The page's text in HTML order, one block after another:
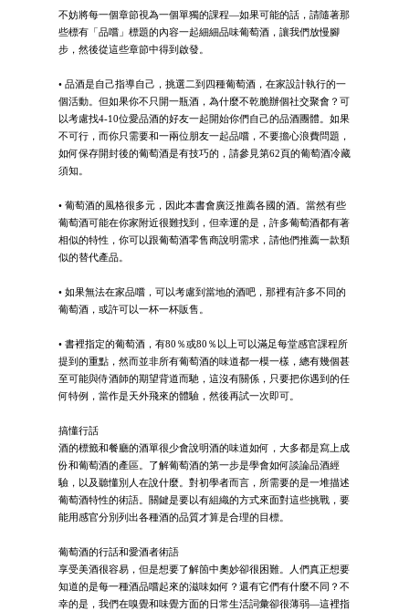
不妨將每一個章節視為一個單獨的課程—如果可能的話，請隨著那
些標有「品嚐」標題的內容一起細細品味葡萄酒，讓我們放慢腳
步，然後從這些章節中得到啟發。
• 品酒是自己指導自己，挑選二到四種葡萄酒，在家設計執行的一
個活動。但如果你不只開一瓶酒，為什麼不乾脆辦個社交聚會？可
以考慮找4-10位愛品酒的好友一起開始你們自己的品酒團體。如果
不可行，而你只需要和一兩位朋友一起品嚐，不要擔心浪費問題，
如何保存開封後的葡萄酒是有技巧的，請參見第62頁的葡萄酒冷藏
須知。
• 葡萄酒的風格很多元，因此本書會廣泛推薦各國的酒。當然有些
葡萄酒可能在你家附近很難找到，但幸運的是，許多葡萄酒都有著
相似的特性，你可以跟葡萄酒零售商說明需求，請他們推薦一款類
似的替代產品。
• 如果無法在家品嚐，可以考慮到當地的酒吧，那裡有許多不同的
葡萄酒，或許可以一杯一杯販售。
• 書裡指定的葡萄酒，有80％或80％以上可以滿足每堂感官課程所
提到的重點，然而並非所有葡萄酒的味道都一模一樣，總有幾個甚
至可能與侍酒師的期望背道而馳，這沒有關係，只要把你遇到的任
何特例，當作是天外飛來的體驗，然後再試一次即可。
搞懂行話
酒的標籤和餐廳的酒單很少會說明酒的味道如何，大多都是寫上成
份和葡萄酒的產區。了解葡萄酒的第一步是學會如何談論品酒經
驗，以及聽懂別人在說什麼。對初學者而言，所需要的是一堆描述
葡萄酒特性的術語。關鍵是要以有組織的方式來面對這些挑戰，要
能用感官分別列出各種酒的品質才算是合理的目標。
葡萄酒的行話和愛酒者術語
享受美酒很容易，但是想要了解箇中奧妙卻很困難。人們真正想要
知道的是每一種酒品嚐起來的滋味如何？還有它們有什麼不同？不
幸的是，我們在嗅覺和味覺方面的日常生活詞彙卻很薄弱—這裡指